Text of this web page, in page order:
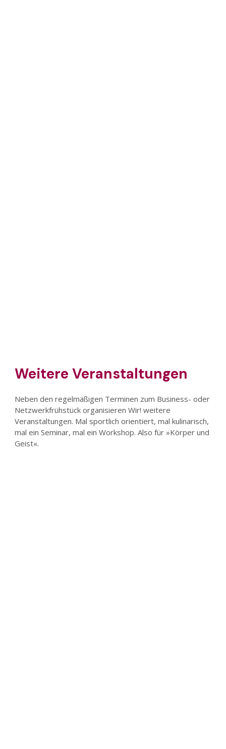
Weitere Veranstaltungen
Neben den regelmäßigen Terminen zum Business- oder
Netzwerkfrühstück organisieren Wir! weitere
Veranstaltungen. Mal sportlich orientiert, mal kulinarisch,
mal ein Seminar, mal ein Workshop. Also für »Körper und
Geist«.